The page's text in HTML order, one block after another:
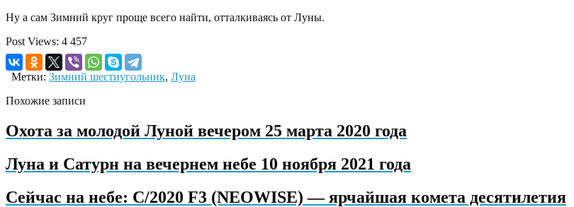
Ну а сам Зимний круг проще всего найти, отталкиваясь от Луны.
Post Views: 4 457
Метки: Зимний шестиугольник, Луна
Похожие записи
Охота за молодой Луной вечером 25 марта 2020 года
Луна и Сатурн на вечернем небе 10 ноября 2021 года
Сейчас на небе: C/2020 F3 (NEOWISE) — ярчайшая комета десятилетия